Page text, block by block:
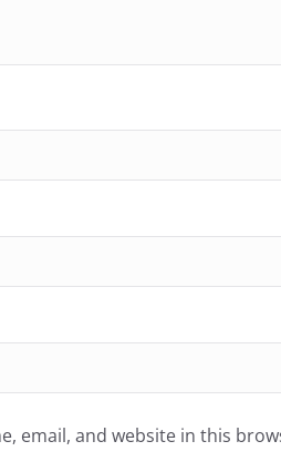
email, and website in this